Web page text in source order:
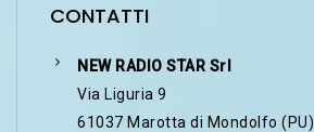
CONTATTI
NEW RADIO STAR Srl
Via Liguria 9
61037 Marotta di Mondolfo (PU)